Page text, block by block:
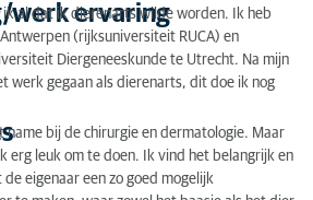
werk ervaring
ik al dat ik dierenarts wilde worden. Ik heb
(rijksuniversiteit RUCA) en
Diergeneeskunde te Utrecht. Na mijn
werk gegaan als dierenarts, dit doe ik nog
name bij de chirurgie en dermatologie. Maar
erg leuk om te doen. Ik vind het belangrijk en
eigenaar een zo goed mogelijk